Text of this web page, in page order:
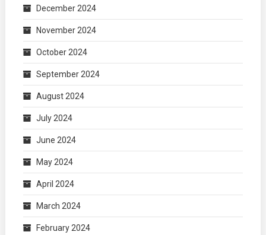
December 2024
November 2024
October 2024
September 2024
August 2024
July 2024
June 2024
May 2024
April 2024
March 2024
February 2024